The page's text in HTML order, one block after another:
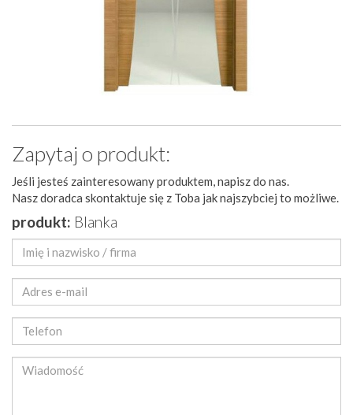
Zapytaj o produkt:
Jeśli jesteś zainteresowany produktem, napisz do nas.
Nasz doradca skontaktuje się z Toba jak najszybciej to możliwe.
produkt: Blanka